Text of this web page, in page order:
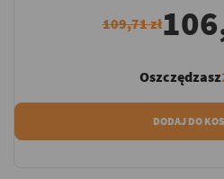
109,71 zł
Oszczędzasz
DODAJ DO